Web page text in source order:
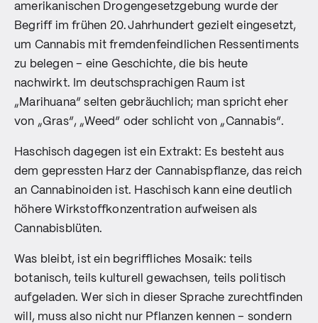
amerikanischen Drogengesetzgebung wurde der
Begriff im frühen 20. Jahrhundert gezielt eingesetzt,
um Cannabis mit fremdenfeindlichen Ressentiments
zu belegen – eine Geschichte, die bis heute
nachwirkt. Im deutschsprachigen Raum ist
„Marihuana“ selten gebräuchlich; man spricht eher
von „Gras“, „Weed“ oder schlicht von „Cannabis“.
Haschisch dagegen ist ein Extrakt: Es besteht aus
dem gepressten Harz der Cannabispflanze, das reich
an Cannabinoiden ist. Haschisch kann eine deutlich
höhere Wirkstoffkonzentration aufweisen als
Cannabisblüten.
Was bleibt, ist ein begriffliches Mosaik: teils
botanisch, teils kulturell gewachsen, teils politisch
aufgeladen. Wer sich in dieser Sprache zurechtfinden
will, muss also nicht nur Pflanzen kennen – sondern